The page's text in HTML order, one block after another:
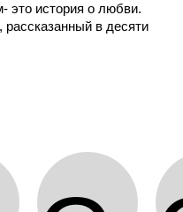
это история о любви.
рассказанный в десяти
несколько дней или
- таких красивых,
разных и в то же время
их судьбы. Каждый из
и
это и привлекает их